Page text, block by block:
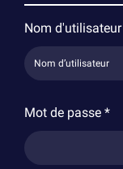
Nom d'utilisateur
Mot de passe *